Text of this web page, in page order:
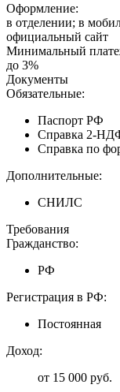
Оформление:
в отделении; в
официальный сайт
Минимальный
до 3%
Документы
Обязательные:
Паспорт РФ
Справка 2-
Справка по
Дополнительные:
СНИЛС
Требования
Гражданство:
РФ
Регистрация в РФ:
Постоянная
Доход:
от 15 000 руб.